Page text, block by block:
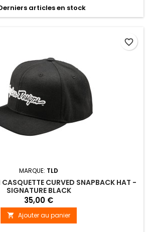
articles en stock
MARQUE: TLD
CASQUETTE CURVED SNAPBACK HAT -
SIGNATURE BLACK
35,00 €
 Ajouter au panier
favorite_border